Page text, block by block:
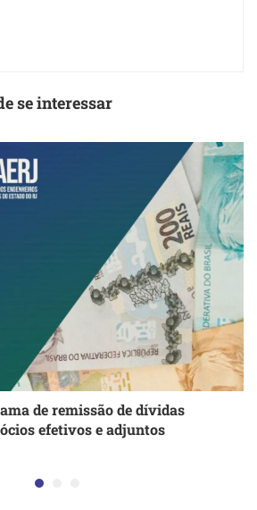
se interessar
de remissão de dívidas
efetivos e adjuntos